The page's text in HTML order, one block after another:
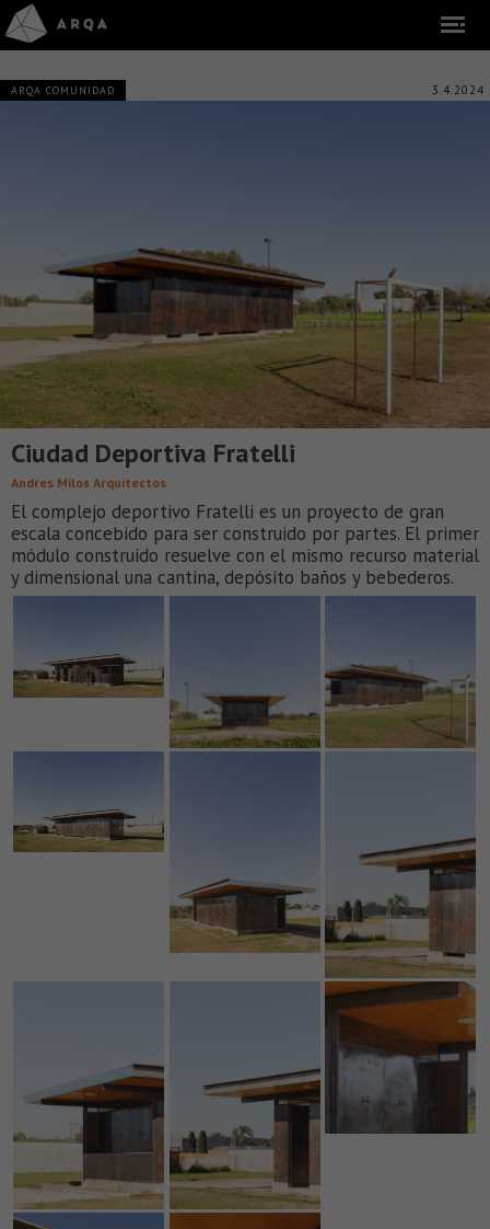
ARQA COMUNIDAD 3.4.2024
Ciudad Deportiva Fratelli
Andres Milos Arquitectos
El complejo deportivo Fratelli es un proyecto de gran
escala concebido para ser construido por partes. El primer
módulo construido resuelve con el mismo recurso material
y dimensional una cantina, depósito baños y bebederos.